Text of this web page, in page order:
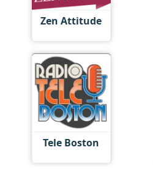
Zen Attitude
Tele Boston